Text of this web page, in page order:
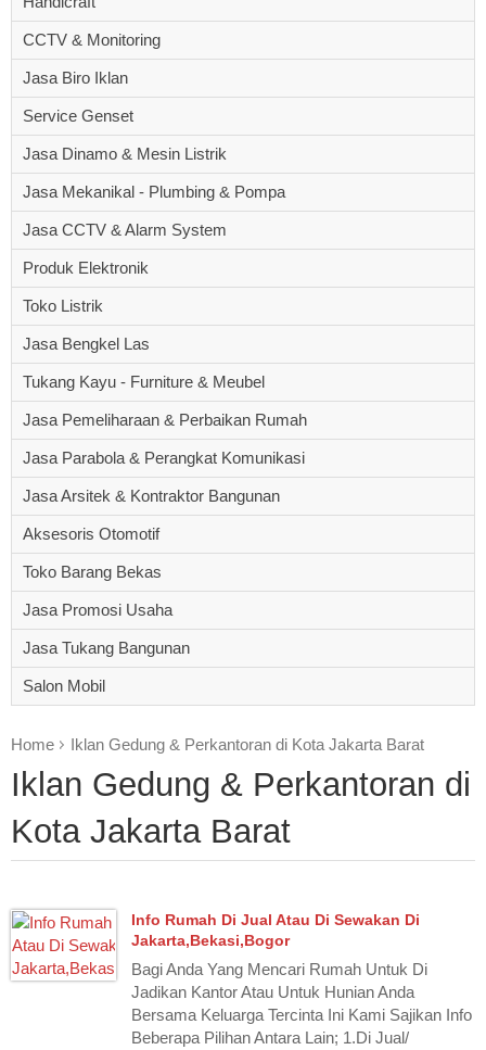
CCTV & Monitoring
Jasa Biro Iklan
Service Genset
Jasa Dinamo & Mesin Listrik
Jasa Mekanikal - Plumbing & Pompa
Jasa CCTV & Alarm System
Produk Elektronik
Toko Listrik
Jasa Bengkel Las
Tukang Kayu - Furniture & Meubel
Jasa Pemeliharaan & Perbaikan Rumah
Jasa Parabola & Perangkat Komunikasi
Jasa Arsitek & Kontraktor Bangunan
Aksesoris Otomotif
Toko Barang Bekas
Jasa Promosi Usaha
Jasa Tukang Bangunan
Salon Mobil
Home Iklan Gedung & Perkantoran di Kota Jakarta Barat
Iklan Gedung & Perkantoran di
Kota Jakarta Barat
Info Rumah Di Jual Atau Di Sewakan Di
Jakarta,Bekasi,Bogor
Bagi Anda Yang Mencari Rumah Untuk Di
Jadikan Kantor Atau Untuk Hunian Anda
Bersama Keluarga Tercinta Ini Kami Sajikan Info
Beberapa Pilihan Antara Lain; 1.Di Jual/